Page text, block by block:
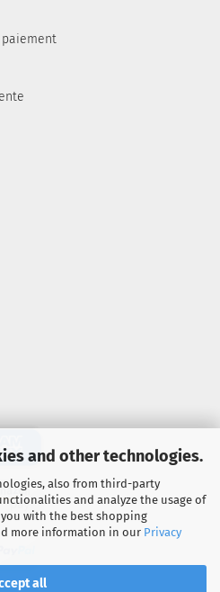
and other technologies.
also from third-party
and analyze the usage of
with the best shopping
more information in our Privacy
all